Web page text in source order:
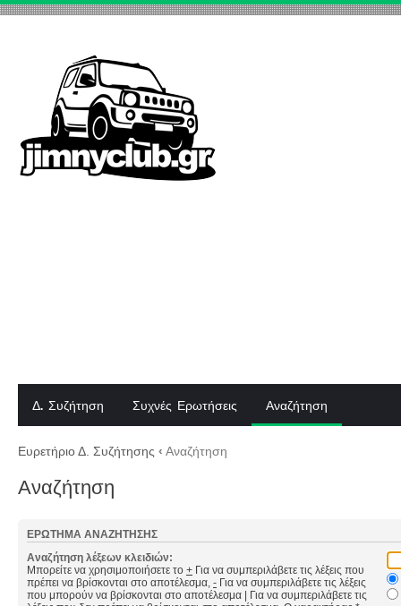
Δ. Συζήτηση Συχνές Ερωτήσεις Αναζήτηση
Ευρετήριο Δ. Συζήτησης ‹ Αναζήτηση
Αναζήτηση
ΕΡΏΤΗΜΑ ΑΝΑΖΉΤΗΣΗΣ
Αναζήτηση λέξεων κλειδιών:
Μπορείτε να χρησιμοποιήσετε το + Για να συμπεριλάβετε τις λέξεις που
πρέπει να βρίσκονται στο αποτέλεσμα, - Για να συμπεριλάβετε τις λέξεις
που μπορούν να βρίσκονται στο αποτέλεσμα | Για να συμπεριλάβετε τις